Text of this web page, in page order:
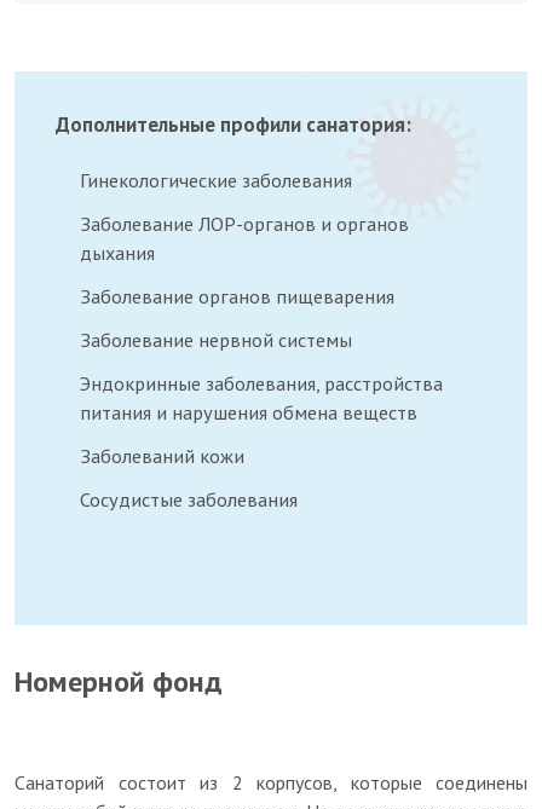
Дополнительные профили санатория:
Гинекологические заболевания
Заболевание ЛОР-органов и органов
дыхания
Заболевание органов пищеварения
Заболевание нервной системы
Эндокринные заболевания, расстройства
питания и нарушения обмена веществ
Заболеваний кожи
Сосудистые заболевания
Номерной фонд
Санаторий состоит из 2 корпусов, которые соединены